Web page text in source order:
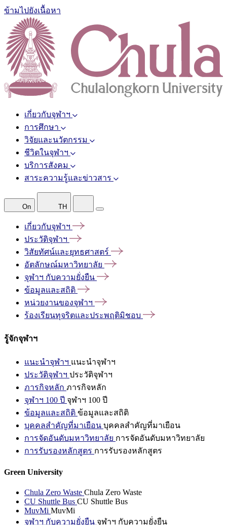
ข้ามไปยังเนื้อหา
เกี่ยวกับจุฬาฯ
การศึกษา
วิจัยและนวัตกรรม
ชีวิตในจุฬาฯ
บริการสังคม
สาระความรู้และข่าวสาร
On TH
เกี่ยวกับจุฬาฯ
ประวัติจุฬาฯ
วิสัยทัศน์และยุทธศาสตร์
อัตลักษณ์มหาวิทยาลัย
จุฬาฯ กับความยั่งยืน
ข้อมูลและสถิติ
หน่วยงานของจุฬาฯ
ร้องเรียนทุจริตและประพฤติมิชอบ
รู้จักจุฬาฯ
แนะนำจุฬาฯ แนะนำจุฬาฯ
ประวัติจุฬาฯ ประวัติจุฬาฯ
ภารกิจหลัก ภารกิจหลัก
จุฬาฯ 100 ปี จุฬาฯ 100 ปี
ข้อมูลและสถิติ ข้อมูลและสถิติ
บุคคลสำคัญที่มาเยือน บุคคลสำคัญที่มาเยือน
การจัดอันดับมหาวิทยาลัย การจัดอันดับมหาวิทยาลัย
การรับรองหลักสูตร การรับรองหลักสูตร
Green University
Chula Zero Waste Chula Zero Waste
CU Shuttle Bus CU Shuttle Bus
MuvMi MuvMi
จุฬาฯ กับความยั่งยืน จุฬาฯ กับความยั่งยืน